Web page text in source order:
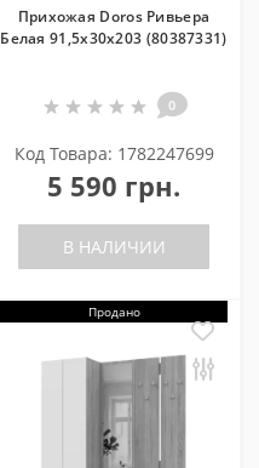
Прихожая Doros Ривьера
Белая 91,5х30х203 (80387331)
0
Код Товара: 1782247699
5 590 грн.
В НАЛИЧИИ
Продано